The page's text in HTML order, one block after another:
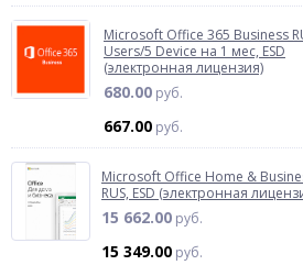
Microsoft Office 365 Business
Users/5 Device на 1 мес, ESD
(электронная лицензия)
680.00 руб.
667.00 руб.
Microsoft Office Home &
RUS, ESD (электронная
15 662.00 руб.
15 349.00 руб.